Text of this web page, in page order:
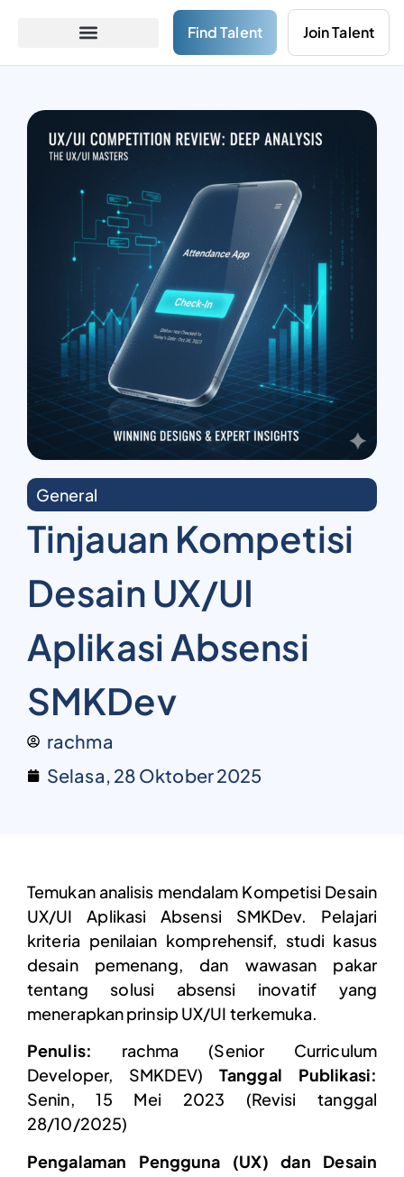
Find Talent Join Talent
General
Tinjauan Kompetisi
Desain UX/UI
Aplikasi Absensi
SMKDev
rachma
Selasa, 28 Oktober 2025
Temukan analisis mendalam Kompetisi Desain
UX/UI Aplikasi Absensi SMKDev. Pelajari
kriteria penilaian komprehensif, studi kasus
desain pemenang, dan wawasan pakar
tentang solusi absensi inovatif yang
menerapkan prinsip UX/UI terkemuka.
Penulis: rachma (Senior Curriculum
Developer, SMKDEV)Tanggal Publikasi:
Senin, 15 Mei 2023 (Revisi tanggal
28/10/2025)
Pengalaman Pengguna (UX) dan Desain